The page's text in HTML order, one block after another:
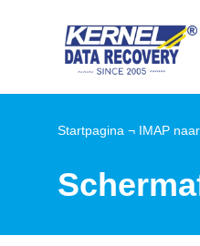
Startpagina ¬ IMAP